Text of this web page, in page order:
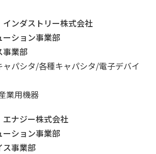
ンダストリー株式会社
ション事業部
事業部
パシタ/各種キャパシタ/電子デバイ
業用機器
ナジー株式会社
ション事業部
ス事業部